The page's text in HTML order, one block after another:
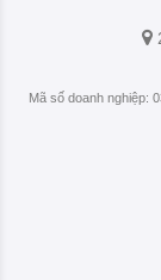
Mã số doanh nghiệp: